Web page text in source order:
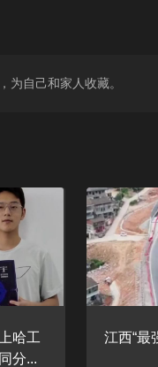
为自己和家人收藏。
哈工
分...
江西“最